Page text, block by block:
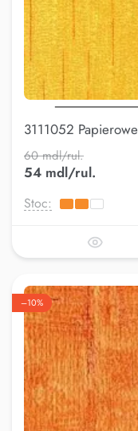
3111052 Papierowe
60 mdl/rul.
54 mdl/rul.
Stoc:
–10%